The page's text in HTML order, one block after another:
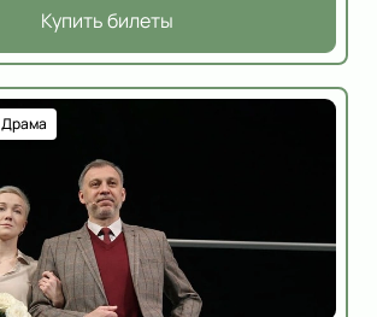
Купить билеты
Драма